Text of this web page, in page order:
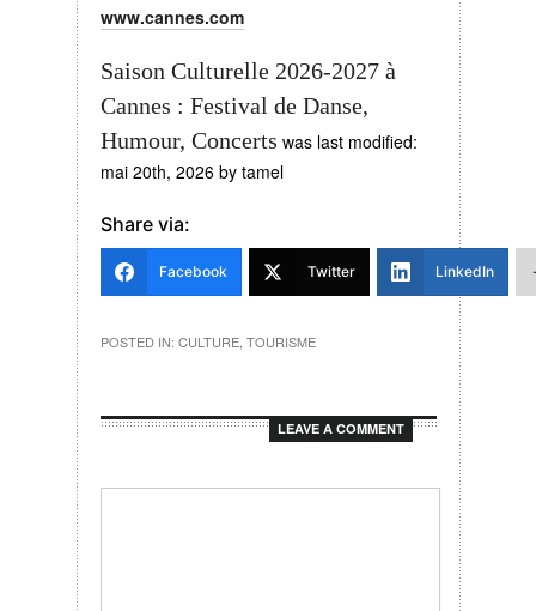
www.cannes.com
Saison Culturelle 2026-2027 à
Cannes : Festival de Danse,
Humour, Concerts was last modified:
mai 20th, 2026by tamel
Share via:
Facebook Twitter LinkedIn
POSTED IN: CULTURE, TOURISME
LEAVE A COMMENT